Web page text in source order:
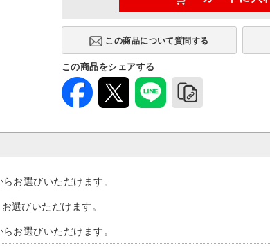
この商品をシェアする
お選びいただけます。
選びいただけます。
お選びいただけます。